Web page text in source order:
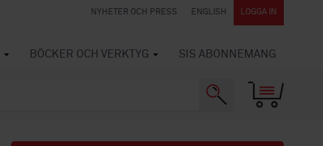
NYHETER OCH PRESS ENGLISH LOGGA IN
BÖCKER OCH VERKTYG SIS ABONNEMANG